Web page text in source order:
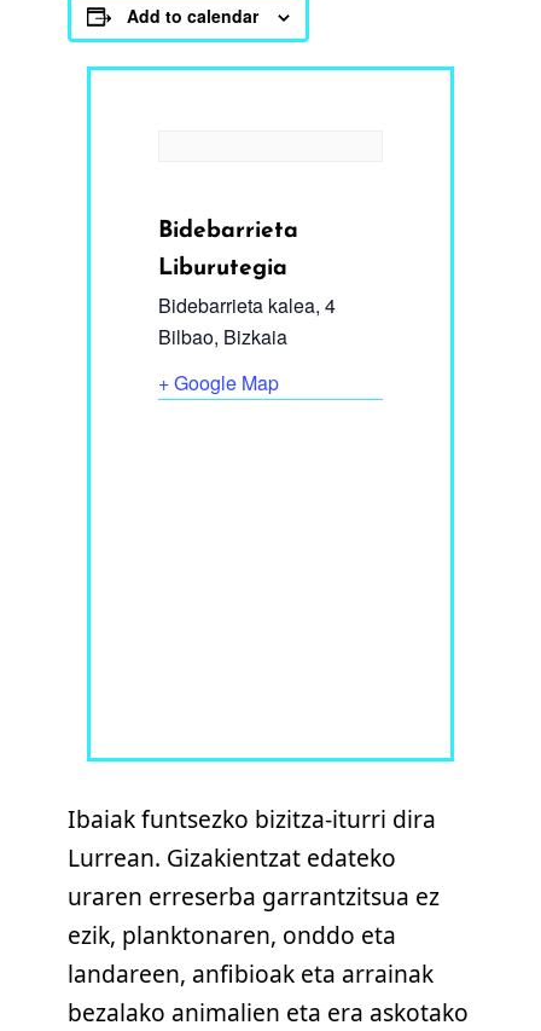
Add to calendar
Bidebarrieta
Liburutegia
Bidebarrieta kalea, 4
Bilbao, Bizkaia
+ Google Map
Ibaiak funtsezko bizitza-iturri dira
Lurrean. Gizakientzat edateko
uraren erreserba garrantzitsua ez
ezik, planktonaren, onddo eta
landareen, anfibioak eta arrainak
bezalako animalien eta era askotako